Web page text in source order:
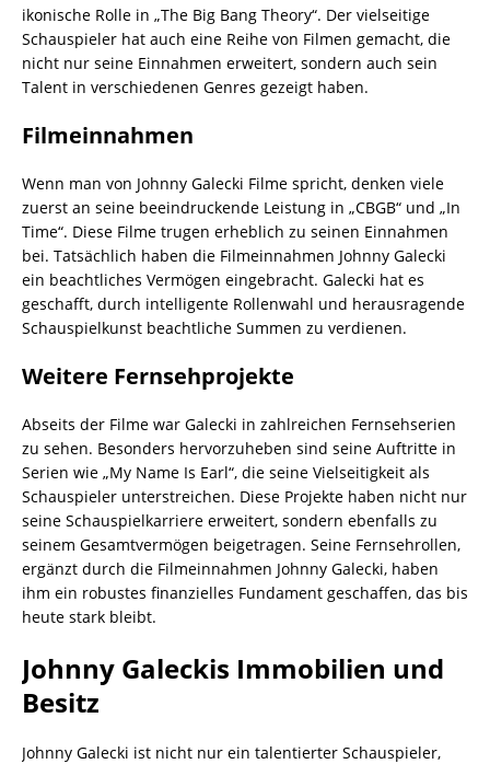
ikonische Rolle in „The Big Bang Theory“. Der vielseitige
Schauspieler hat auch eine Reihe von Filmen gemacht, die
nicht nur seine Einnahmen erweitert, sondern auch sein
Talent in verschiedenen Genres gezeigt haben.
Filmeinnahmen
Wenn man von Johnny Galecki Filme spricht, denken viele
zuerst an seine beeindruckende Leistung in „CBGB“ und „In
Time“. Diese Filme trugen erheblich zu seinen Einnahmen
bei. Tatsächlich haben die Filmeinnahmen Johnny Galecki
ein beachtliches Vermögen eingebracht. Galecki hat es
geschafft, durch intelligente Rollenwahl und herausragende
Schauspielkunst beachtliche Summen zu verdienen.
Weitere Fernsehprojekte
Abseits der Filme war Galecki in zahlreichen Fernsehserien
zu sehen. Besonders hervorzuheben sind seine Auftritte in
Serien wie „My Name Is Earl“, die seine Vielseitigkeit als
Schauspieler unterstreichen. Diese Projekte haben nicht nur
seine Schauspielkarriere erweitert, sondern ebenfalls zu
seinem Gesamtvermögen beigetragen. Seine Fernsehrollen,
ergänzt durch die Filmeinnahmen Johnny Galecki, haben
ihm ein robustes finanzielles Fundament geschaffen, das bis
heute stark bleibt.
Johnny Galeckis Immobilien und
Besitz
Johnny Galecki ist nicht nur ein talentierter Schauspieler,